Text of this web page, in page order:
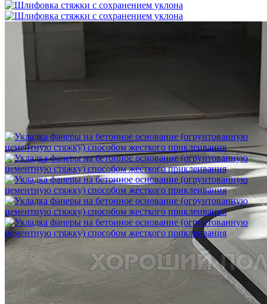
Шлифовка стяжки с сохранением уклона
1 500 ₽
Укладка фанеры на бетонное основание (огрунтованную
цементную стяжку) способом жесткого приклеивания